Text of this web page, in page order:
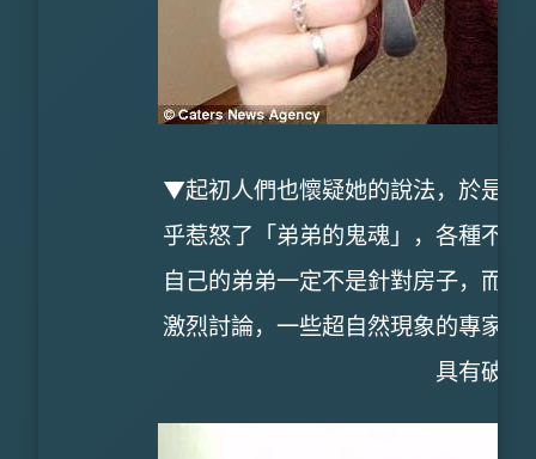
▼起初人們也懷疑她的說法，於是她
乎惹怒了「弟弟的鬼魂」，各種不
自己的弟弟一定不是針對房子，而
激烈討論，一些超自然現象的專家
具有破壞